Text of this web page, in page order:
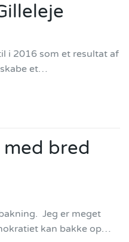
i 2016 som et resultat af
et…
bred
Jeg er meget
kan bakke op…